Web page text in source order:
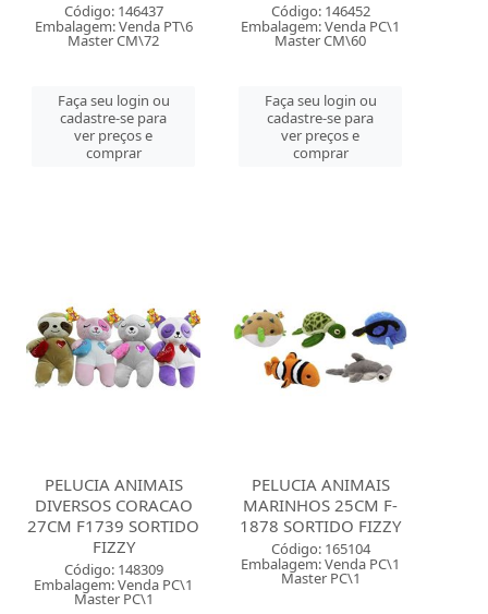
Código: 146437
Embalagem: Venda PT\6
Master CM\72
Faça seu login ou
cadastre-se para
ver preços e
comprar
Código: 146452
Embalagem: Venda PC\1
Master CM\60
Faça seu login ou
cadastre-se para
ver preços e
comprar
PELUCIA ANIMAIS
DIVERSOS CORACAO
27CM F1739 SORTIDO
FIZZY
Código: 148309
Embalagem: Venda PC\1
Master PC\1
PELUCIA ANIMAIS
MARINHOS 25CM F-
1878 SORTIDO FIZZY
Código: 165104
Embalagem: Venda PC\1
Master PC\1